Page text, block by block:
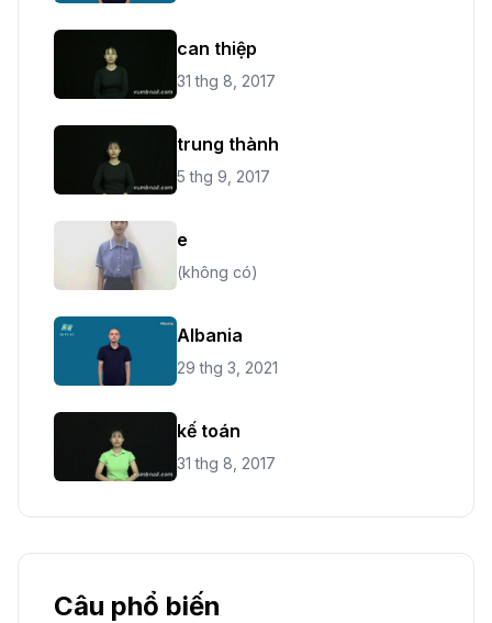
can thiệp
31 thg 8, 2017
trung thành
5 thg 9, 2017
e
(không có)
Albania
29 thg 3, 2021
kế toán
31 thg 8, 2017
Câu phổ biến